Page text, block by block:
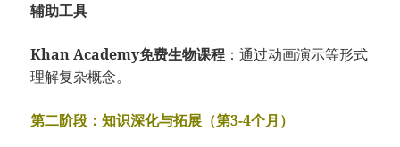
辅助工具
Khan Academy免费生物课程：通过动画演示等形式
理解复杂概念。
第二阶段：知识深化与拓展（第3-4个月）